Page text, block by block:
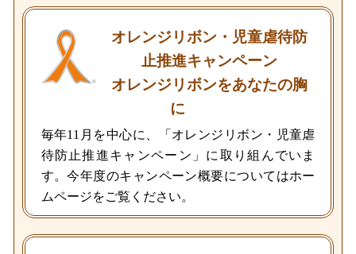
オレンジリボン・児童虐待防
止推進キャンペーン
オレンジリボンをあなたの胸
に
毎年11月を中心に、「オレンジリボン・児童虐
待防止推進キャンペーン」に取り組んでいま
す。今年度のキャンペーン概要についてはホー
ムページをご覧ください。